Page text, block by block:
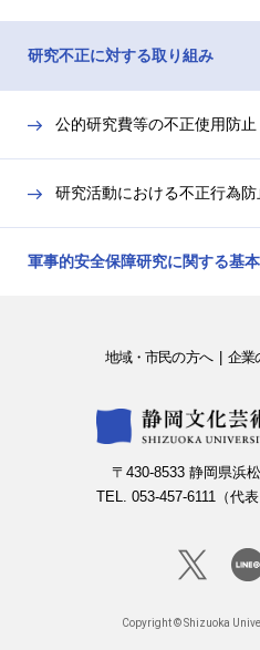
研究不正に対する取り組み
公的研究費等の不正使用防止
研究活動における不正行為防
軍事的安全保障研究に関する基
地域・市民の方へ 企業
〒430-8533 静岡県浜
TEL. 053-457-6111（代
Copyright © Shizuoka